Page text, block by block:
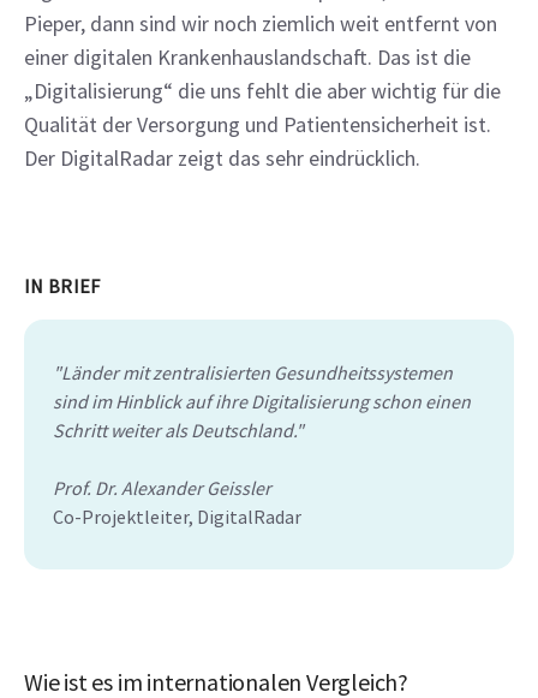
Pieper, dann sind wir noch ziemlich weit entfernt von
einer digitalen Krankenhauslandschaft. Das ist die
„Digitalisierung“ die uns fehlt die aber wichtig für die
Qualität der Versorgung und Patientensicherheit ist.
Der DigitalRadar zeigt das sehr eindrücklich.
IN BRIEF
"Länder mit zentralisierten Gesundheitssystemen
sind im Hinblick auf ihre Digitalisierung schon einen
Schritt weiter als Deutschland."
Prof. Dr. Alexander Geissler
Co-Projektleiter, DigitalRadar
Wie ist es im internationalen Vergleich?